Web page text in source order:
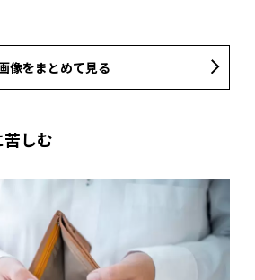
像をまとめて見る
しむ